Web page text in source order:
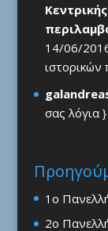
14/06/
σας λόγια
1ο
2ο